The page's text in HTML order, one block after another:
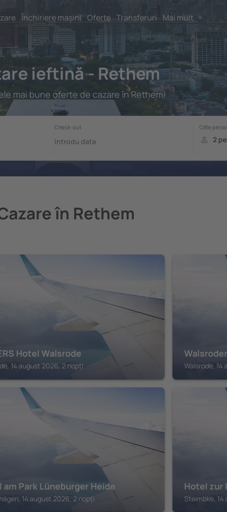
Închiriere mașini Oferte Transferuri Mai mult
ieftină - Rethem
mai bune oferte de cazare în Rethem!
în Rethem
Hotel Walsrode
14 august 2026, 2 nopți Walsrode, 14
am Park Lüneburger Heide
14 august 2026, 2 nopți
Hotel zur
Steimbke, 14